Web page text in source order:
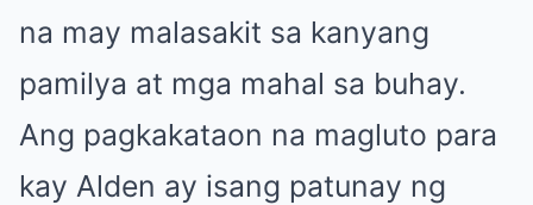
na may malasakit sa kanyang
pamilya at mga mahal sa buhay.
Ang pagkakataon na magluto para
kay Alden ay isang patunay ng